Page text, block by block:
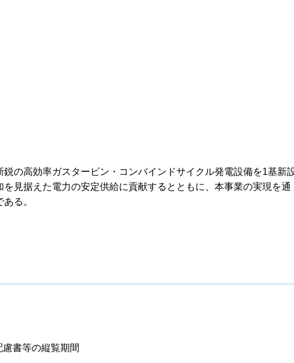
の高効率ガスタービン・コンバインドサイクル発電設備を1基新
見据えた電力の安定供給に貢献するとともに、本事業の実現を通
る。
等の縦覧期間